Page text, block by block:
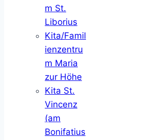
m St.
Liborius
Kita/Famil
ienzentru
m Maria
zur Höhe
Kita St.
Vincenz
(am
Bonifatius